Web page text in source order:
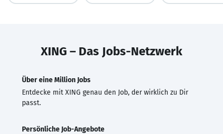
XING – Das Jobs-Netzwerk
Über eine Million Jobs
Entdecke mit XING genau den Job, der wirklich zu Dir
passt.
Persönliche Job-Angebote